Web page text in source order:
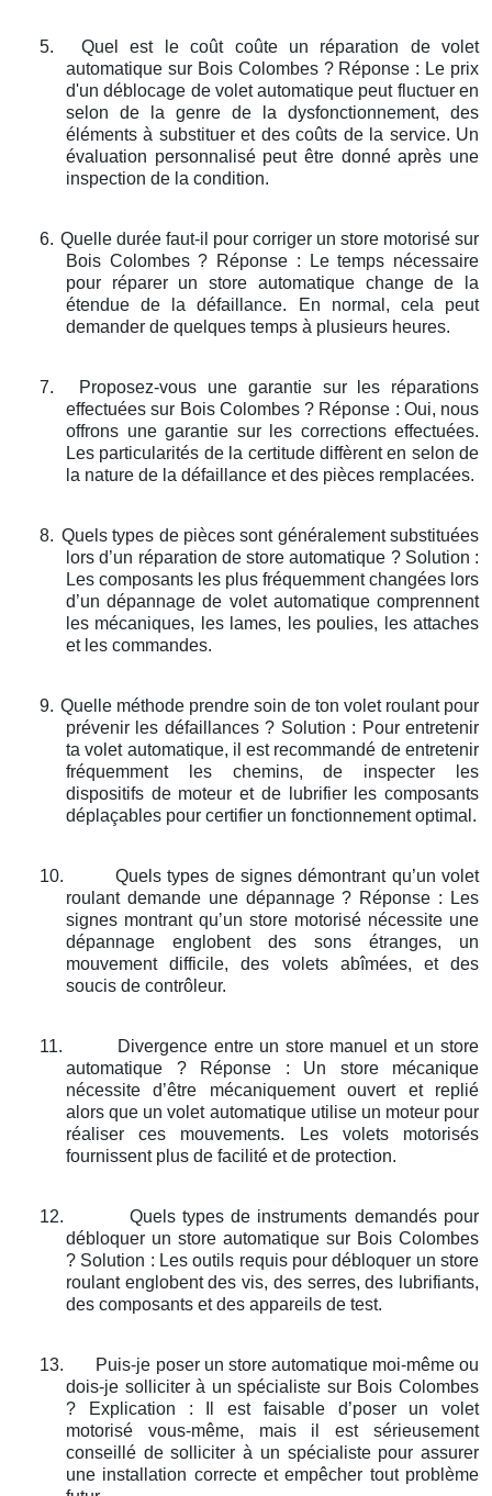
5.
Quel est le coût coûte un réparation de volet
automatique sur Bois Colombes ? Réponse : Le prix
d'un déblocage de volet automatique peut fluctuer en
selon de la genre de la dysfonctionnement, des
éléments à substituer et des coûts de la service. Un
évaluation personnalisé peut être donné après une
inspection de la condition.
6. Quelle durée faut-il pour corriger un store motorisé sur
Bois Colombes ? Réponse : Le temps nécessaire
pour réparer un store automatique change de la
étendue de la défaillance. En normal, cela peut
demander de quelques temps à plusieurs heures.
7.
Proposez-vous une garantie sur les réparations
effectuées sur Bois Colombes ? Réponse : Oui, nous
offrons une garantie sur les corrections effectuées.
Les particularités de la certitude diffèrent en selon de
la nature de la défaillance et des pièces remplacées.
8. Quels types de pièces sont généralement substituées
lors d’un réparation de store automatique ? Solution :
Les composants les plus fréquemment changées lors
d’un dépannage de volet automatique comprennent
les mécaniques, les lames, les poulies, les attaches
et les commandes.
9. Quelle méthode prendre soin de ton volet roulant pour
prévenir les défaillances ? Solution : Pour entretenir
ta volet automatique, il est recommandé de entretenir
fréquemment les chemins, de inspecter les
dispositifs de moteur et de lubrifier les composants
déplaçables pour certifier un fonctionnement optimal.
10.
Quels types de signes démontrant qu’un volet
roulant demande une dépannage ? Réponse : Les
signes montrant qu’un store motorisé nécessite une
dépannage englobent des sons étranges, un
mouvement difficile, des volets abîmées, et des
soucis de contrôleur.
11.
Divergence entre un store manuel et un store
automatique ? Réponse : Un store mécanique
nécessite d’être mécaniquement ouvert et replié
alors que un volet automatique utilise un moteur pour
réaliser ces mouvements. Les volets motorisés
fournissent plus de facilité et de protection.
12.
Quels types de instruments demandés pour
débloquer un store automatique sur Bois Colombes
? Solution : Les outils requis pour débloquer un store
roulant englobent des vis, des serres, des lubrifiants,
des composants et des appareils de test.
13.
Puis-je poser un store automatique moi-même ou
dois-je solliciter à un spécialiste sur Bois Colombes
? Explication : Il est faisable d’poser un volet
motorisé vous-même, mais il est sérieusement
conseillé de solliciter à un spécialiste pour assurer
une installation correcte et empêcher tout problème